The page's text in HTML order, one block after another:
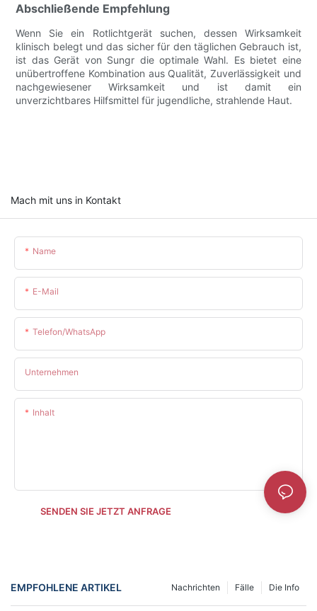
Abschließende Empfehlung
Wenn Sie ein Rotlichtgerät suchen, dessen Wirksamkeit
klinisch belegt und das sicher für den täglichen Gebrauch ist,
ist das Gerät von Sungr die optimale Wahl. Es bietet eine
unübertroffene Kombination aus Qualität, Zuverlässigkeit und
nachgewiesener Wirksamkeit und ist damit ein
unverzichtbares Hilfsmittel für jugendliche, strahlende Haut.
Mach mit uns in Kontakt
Name
E-Mail
Telefon/WhatsApp
Unternehmen
Inhalt
SENDEN SIE JETZT ANFRAGE
EMPFOHLENE ARTIKEL Die Info
Fälle
Nachrichten